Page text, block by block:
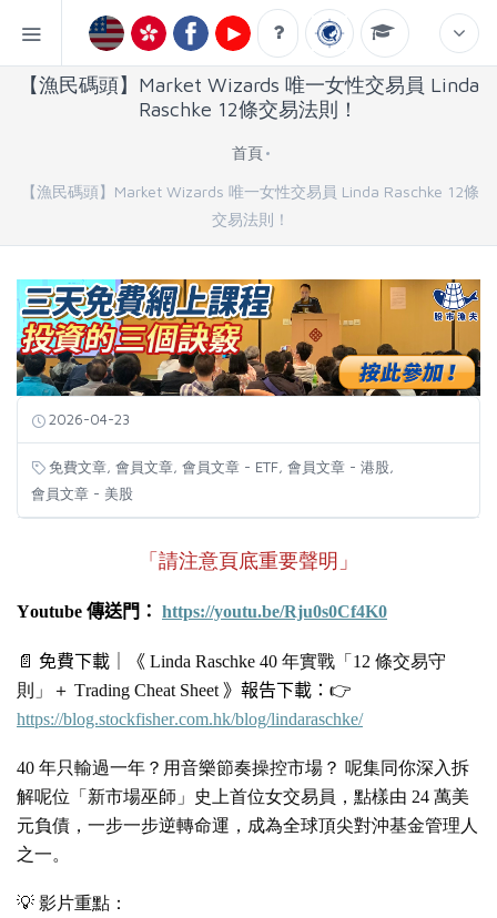
【漁民碼頭】Market Wizards 唯一女性交易員 Linda
Raschke 12條交易法則！
首頁
【漁民碼頭】Market Wizards 唯一女性交易員 Linda Raschke 12條
交易法則！
2026-04-23
免費文章 會員文章 會員文章 - ETF 會員文章 - 港股
會員文章 - 美股
「請注意頁底重要聲明」
Youtube 傳送門： https://youtu.be/Rju0s0Cf4K0
📄 免費下載｜ 《 Linda Raschke 40 年實戰「12 條交易守
則 」＋ Trading Cheat Sheet 》 報告下載： 👉
https://blog.stockfisher.com.hk/blog/lindaraschke/
40 年只輸過一年？用音樂節奏操控市場 ？ 呢集同你深入拆
解呢位「新市場巫師」史上首位女交易員，點樣由 24 萬美
元負債，一步一步逆轉命運，成為全球頂尖對沖基金管理人
之一。
💡 影片重點 ：